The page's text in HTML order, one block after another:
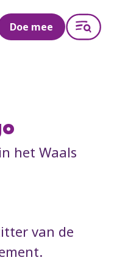
Doe mee
het Waals
van de